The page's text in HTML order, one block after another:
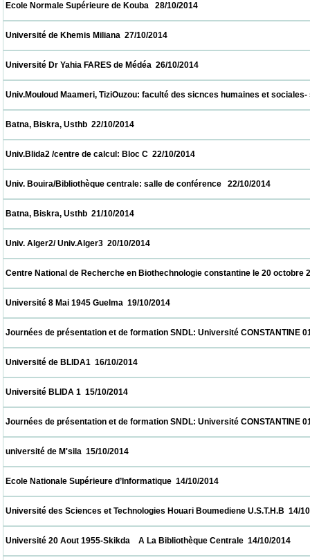
Ecole Normale Supérieure de Kouba   28/10/2014
Université de Khemis Miliana  27/10/2014
Université Dr Yahia FARES de Médéa  26/10/2014
Univ.Mouloud Maameri, TiziOuzou: faculté des sicnces humaines et
Batna, Biskra, Usthb  22/10/2014
Univ.Blida2 /centre de calcul: Bloc C  22/10/2014
Univ. Bouira/Bibliothèque centrale: salle de conférence   22/10/
Batna, Biskra, Usthb  21/10/2014
Univ. Alger2/ Univ.Alger3  20/10/2014
Centre National de Recherche en Biothechnologie constantine le
Université 8 Mai 1945 Guelma  19/10/2014
Journées de présentation et de formation SNDL: Université
Université de BLIDA1  16/10/2014
Université BLIDA 1  15/10/2014
Journées de présentation et de formation SNDL: Université
université de M'sila  15/10/2014
Ecole Nationale Supérieure d’Informatique  14/10/2014
Université des Sciences et Technologies Houari Boumediene
Université 20 Aout 1955-Skikda    A La Bibliothèque Centrale